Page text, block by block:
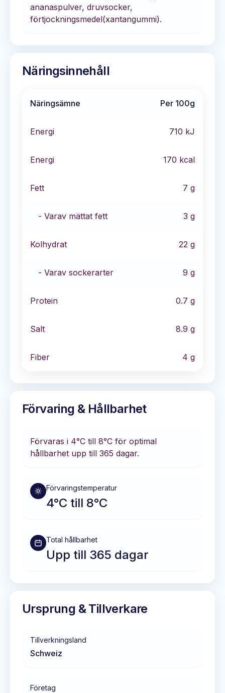
ananaspulver, druvsocker,
förtjockningsmedel(xantangummi).
Näringsinnehåll
Näringsämne Per 100g
Energi 710 kJ
Energi 170 kcal
Fett 7 g
- Varav mättat fett 3 g
Kolhydrat 22 g
- Varav sockerarter 9 g
Protein 0.7 g
Salt 8.9 g
Fiber 4 g
Förvaring & Hållbarhet
Förvaras i 4°C till 8°C för optimal
hållbarhet upp till 365 dagar.
Förvaringstemperatur
4°C till 8°C
Total hållbarhet
Upp till 365 dagar
Ursprung & Tillverkare
Tillverkningsland
Schweiz
Företag